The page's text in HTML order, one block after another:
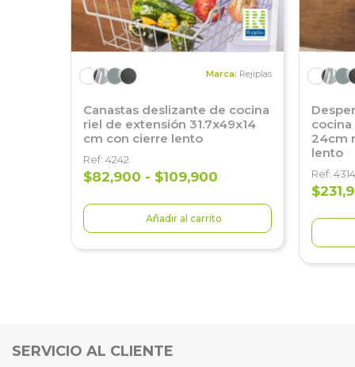
Marca: Rejiplas
Canastas deslizante de cocina
riel de extensión 31.7x49x14
cm con cierre lento
Ref: 4242
$82,900 - $109,900
Añadir al carrito
cocina
24cm
lento
Ref: 4314
SERVICIO AL CLIENTE